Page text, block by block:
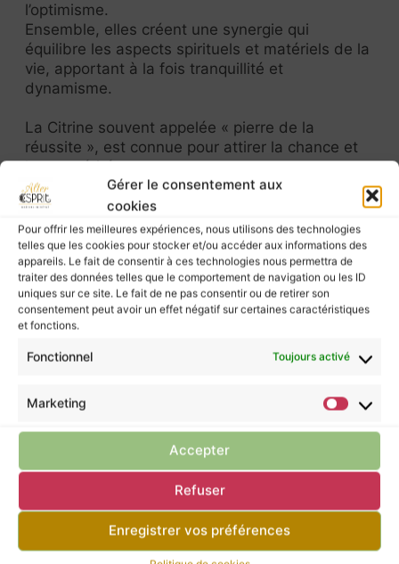
Gérer le consentement aux
cookies
Pour offrir les meilleures expériences, nous utilisons des technologies
telles que les cookies pour stocker et/ou accéder aux informations des
appareils. Le fait de consentir à ces technologies nous permettra de
traiter des données telles que le comportement de navigation ou les ID
uniques sur ce site. Le fait de ne pas consentir ou de retirer son
consentement peut avoir un effet négatif sur certaines caractéristiques
et fonctions.
Fonctionnel Toujours activé
Marketing
Accepter
Refuser
Enregistrer vos préférences
l’optimisme.
Ensemble, elles créent une synergie qui
équilibre les aspects spirituels et matériels de la
vie, apportant à la fois tranquillité et
dynamisme.
La Citrine souvent appelée « pierre de la
réussite », est connue pour attirer la chance et
la prospérité.
Dimensions ≈ 3,2 cm de haut
Le pendentif sera monté sur une bélière en acier
inoxydable dorée ou argentée.
Les pierres murmurent leurs énergies à ceux
qui les écoutent, mais elles ne possèdent pas
Pour prendre soin de vous, ne négligez pas la
consultation d’un professionnel de santé.
Retour à la boutique
Tu pourrais apprécier ces articles